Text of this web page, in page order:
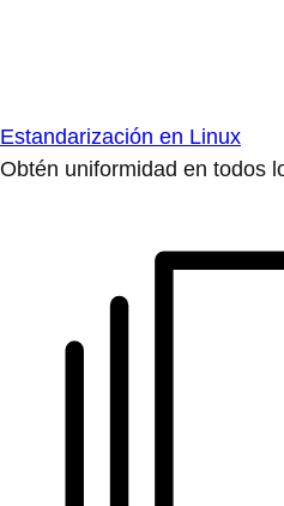
Estandarización en Linux
Obtén uniformidad en todos